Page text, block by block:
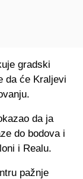
gradski
da će Kraljevi
da ja
do bodova i
i Realu.
pažnje